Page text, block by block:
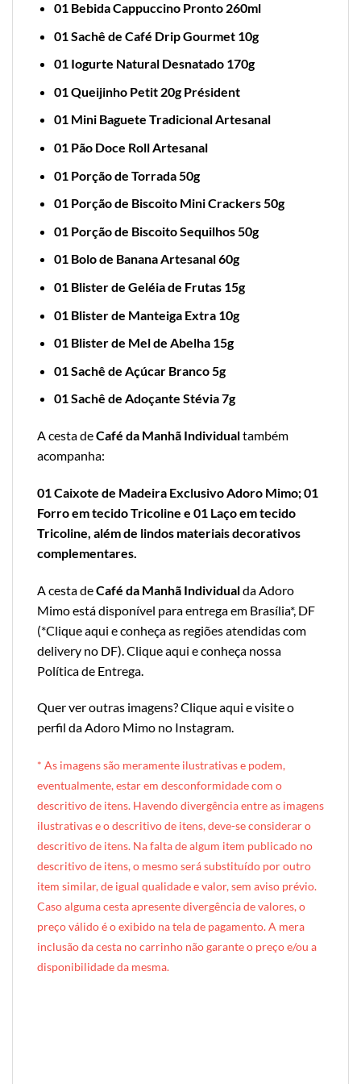
01 Bebida Cappuccino Pronto 260ml
01 Sachê de Café Drip Gourmet 10g
01 Iogurte Natural Desnatado 170g
01 Queijinho Petit 20g Président
01 Mini Baguete Tradicional Artesanal
01 Pão Doce Roll Artesanal
01 Porção de Torrada 50g
01 Porção de Biscoito Mini Crackers 50g
01 Porção de Biscoito Sequilhos 50g
01 Bolo de Banana Artesanal 60g
01 Blister de Geléia de Frutas 15g
01 Blister de Manteiga Extra 10g
01 Blister de Mel de Abelha 15g
01 Sachê de Açúcar Branco 5g
01 Sachê de Adoçante Stévia 7g
A cesta deCafé da Manhã Individualtambém
acompanha:
01 Caixote de Madeira Exclusivo Adoro Mimo; 01
Forro em tecido Tricoline e 01 Laço em tecido
Tricoline, além de lindos materiais decorativos
complementares.
A cesta deCafé da Manhã Individualda Adoro
Mimo está disponível para entrega em Brasília*, DF
(*Clique aqui e conheça as regiões atendidas com
delivery no DF). Clique aqui e conheça nossa
Política de Entrega
Quer ver outras imagens?Clique aqui e visite o
perfil da Adoro Mimo no Instagram.
* As imagens são meramente ilustrativas e podem,
eventualmente, estar em desconformidade com o
descritivo de itens. Havendo divergência entre as imagens
ilustrativas e o descritivo de itens, deve-se considerar o
descritivo de itens. Na falta de algum item publicado no
descritivo de itens, o mesmo será substituído por outro
item similar, de igual qualidade e valor, sem aviso prévio.
Caso alguma cesta apresente divergência de valores, o
preço válido é o exibido na tela de pagamento. A mera
inclusão da cesta no carrinho não garante o preço e/ou a
disponibilidade da mesma.